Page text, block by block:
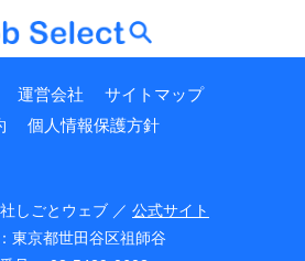
運営会社
サイトマップ
個人情報保護方針
しごとウェブ ／ 公式サイト
東京都世田谷区祖師谷